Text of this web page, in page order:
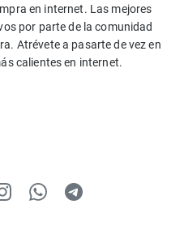
en internet. Las mejores
por parte de la comunidad
Atrévete a pasarte de vez en
calientes en internet.